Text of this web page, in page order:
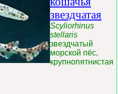
звездчатая
Scyliorhinus
stellaris
звездчатый
морской пёс,
крупнопятнистая